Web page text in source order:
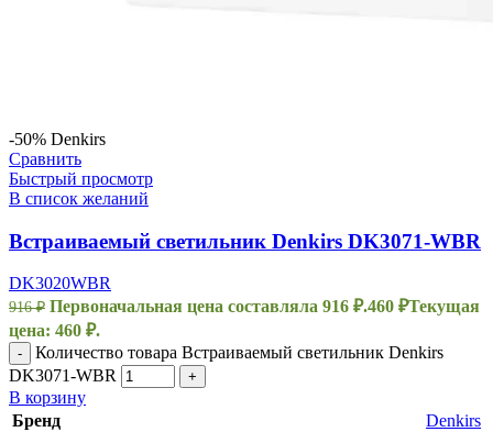
-50% Denkirs
Сравнить
Быстрый просмотр
В список желаний
Встраиваемый светильник Denkirs DK3071-WBR
DK3020WBR
916₽ Первоначальная цена составляла 916 ₽.460 ₽Текущая
цена: 460 ₽.
-
Количество товара Встраиваемый светильник Denkirs
DK3071-WBR
+
В корзину
Бренд
Denkirs